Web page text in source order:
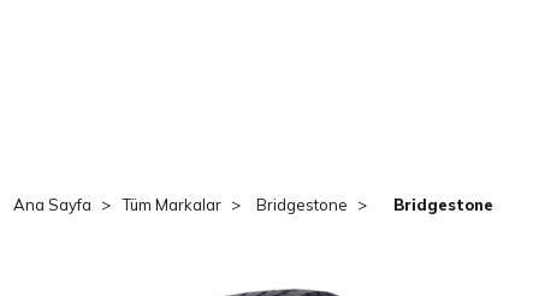
Ana Sayfa Tüm Markalar Bridgestone Bridgestone R168